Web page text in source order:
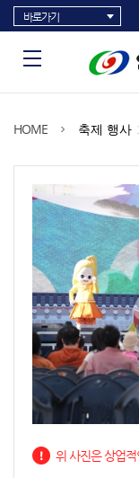
바로가기
HOME 축제 행사
위 사진은 상업